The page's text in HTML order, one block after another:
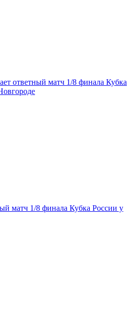
ответный матч 1/8 финала Кубка
матч 1/8 финала Кубка России у